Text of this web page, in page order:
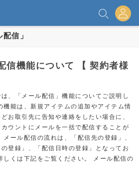
信」
信機能について 【 契約者様
は、「メール配信」機能についてご説明し
機能は、新規アイテムの追加やアイテム情
お取引先に告知や連絡をしたい場合に、
カウントにメールを一括で配信することが
メール配信の流れは、「配信先の登録」、
の登録」、「配信日時の登録」となってお
しくは下記をご覧ください。 メール配信の